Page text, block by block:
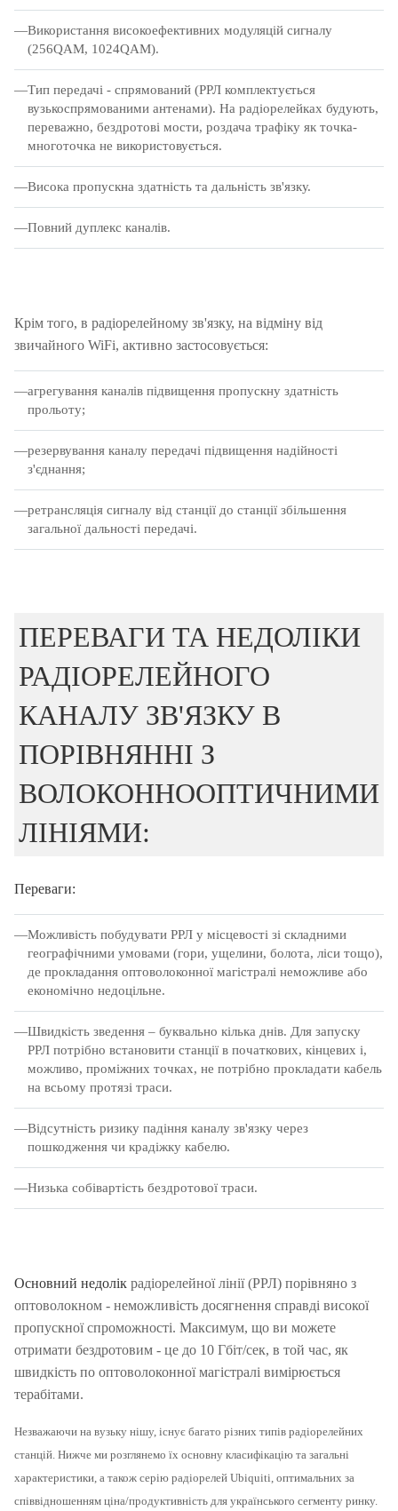
Використання високоефективних модуляцій сигналу
(256QAM, 1024QAM).
Тип передачі - спрямований (РРЛ комплектується
вузькоспрямованими антенами). На радіорелейках будують,
переважно, бездротові мости, роздача трафіку як точка-
многоточка не використовується.
Висока пропускна здатність та дальність зв'язку.
Повний дуплекс каналів.
Крім того, в радіорелейному зв'язку, на відміну від
звичайного WiFi, активно застосовується:
агрегування каналів підвищення пропускну здатність
прольоту;
резервування каналу передачі підвищення надійності
з'єднання;
ретрансляція сигналу від станції до станції збільшення
загальної дальності передачі.
ПЕРЕВАГИ ТА НЕДОЛІКИ
РАДІОРЕЛЕЙНОГО
КАНАЛУ ЗВ'ЯЗКУ В
ПОРІВНЯННІ З
ВОЛОКОННООПТИЧНИМИ
ЛІНІЯМИ:
Переваги:
Можливість побудувати РРЛ у місцевості зі складними
географічними умовами (гори, ущелини, болота, ліси тощо),
де прокладання оптоволоконної магістралі неможливе або
економічно недоцільне.
Швидкість зведення – буквально кілька днів. Для запуску
РРЛ потрібно встановити станції в початкових, кінцевих і,
можливо, проміжних точках, не потрібно прокладати кабель
на всьому протязі траси.
Відсутність ризику падіння каналу зв'язку через
пошкодження чи крадіжку кабелю.
Низька собівартість бездротової траси.
Основний недолік радіорелейної лінії (РРЛ) порівняно з
оптоволокном - неможливість досягнення справді високої
пропускної спроможності. Максимум, що ви можете
отримати бездротовим - це до 10 Гбіт/сек, в той час, як
швидкість по оптоволоконної магістралі вимірюється
терабітами.
Незважаючи на вузьку нішу, існує багато різних типів радіорелейних
станцій. Нижче ми розглянемо їх основну класифікацію та загальні
характеристики, а також серію радіорелей Ubiquiti, оптимальних за
співвідношенням ціна/продуктивність для українського сегменту ринку.